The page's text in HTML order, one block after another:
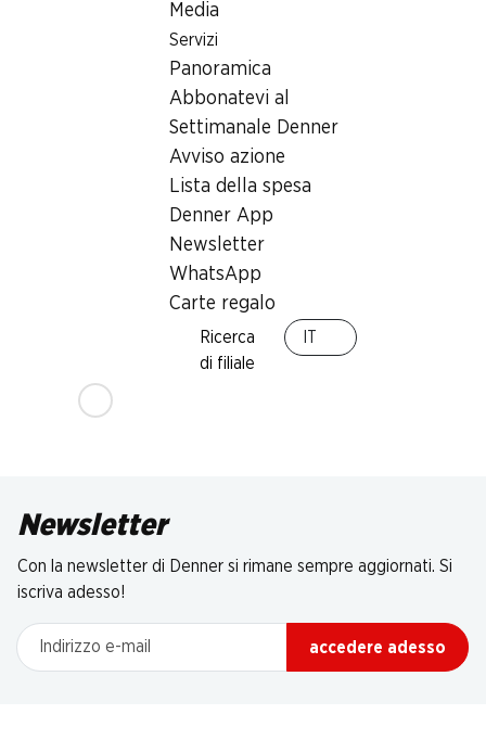
Media
Servizi
Panoramica
Abbonatevi al
Settimanale Denner
Avviso azione
Lista della spesa
Denner App
Newsletter
WhatsApp
Carte regalo
Ricerca
di filiale
Prelievo di contanti con Post-Card / M-
Newsletter
Con la newsletter di Denner si rimane sempre aggiornati. Si
iscriva adesso!
Indirizzo e-mail
accedere adesso